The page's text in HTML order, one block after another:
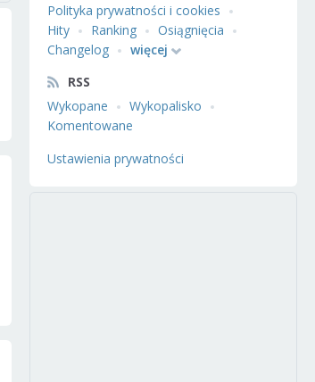
Polityka prywatności i cookies
Hity
Ranking
Osiągnięcia
Changelog
więcej
RSS
Wykopane
Wykopalisko
Komentowane
Ustawienia prywatności